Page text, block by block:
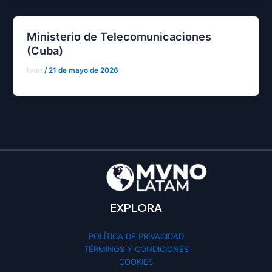
Ministerio de Telecomunicaciones
(Cuba)
Ivan /21 de mayo de 2026
EXPLORA
POLÍTICA DE PRIVACIDAD
TÉRMINOS Y CONDICIONES
COOKIES